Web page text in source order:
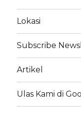
Lokasi
Subscribe
Artikel
Ulas Kami di